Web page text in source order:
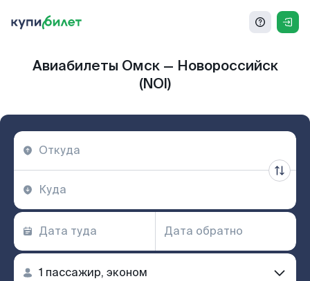
Авиабилеты Омск — Новороссийск
(NOI)